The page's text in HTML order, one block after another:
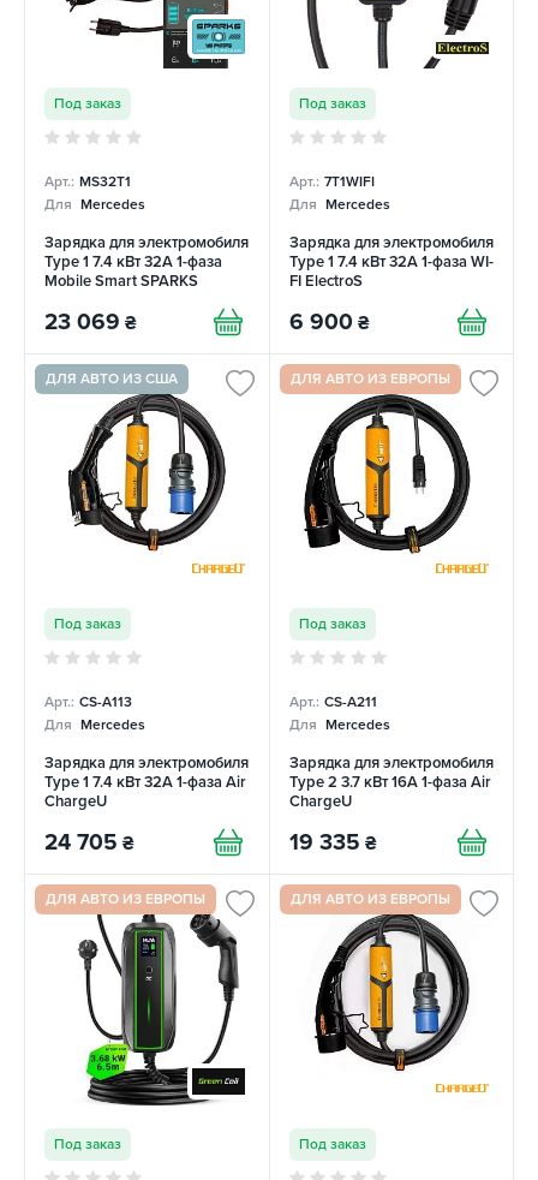
Под заказ
Арт.: MS32T1
Для Mercedes
Зарядка для электромобиля
Type 1 7.4 кВт 32А 1-фаза
Mobile Smart SPARKS
23 069 ₴
Под заказ
Арт.: 7T1WIFI
Для Mercedes
Зарядка для электромобиля
Type 1 7.4 кВт 32A 1-фаза WI-
FI ElectroS
6 900 ₴
ДЛЯ АВТО ИЗ США
Под заказ
Арт.: CS-A113
Для Mercedes
Зарядка для электромобиля
Type 1 7.4 кВт 32A 1-фаза Air
ChargeU
24 705 ₴
ДЛЯ АВТО ИЗ ЕВРОПЫ
Под заказ
Арт.: CS-A211
Для Mercedes
Зарядка для электромобиля
Type 2 3.7 кВт 16А 1-фаза Air
ChargeU
19 335 ₴
ДЛЯ АВТО ИЗ ЕВРОПЫ
Под заказ
ДЛЯ АВТО ИЗ ЕВРОПЫ
Под заказ